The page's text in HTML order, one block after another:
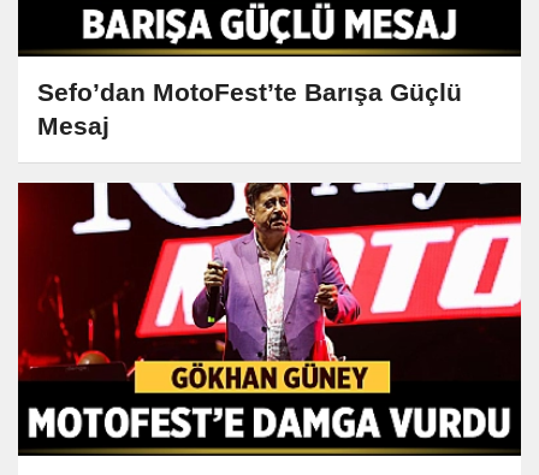
Sefo’dan MotoFest’te Barışa Güçlü
Mesaj